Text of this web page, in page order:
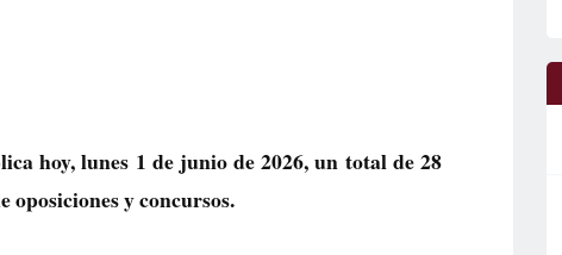
hoy, lunes 1 de junio de 2026, un total de28
oposiciones y concursos.